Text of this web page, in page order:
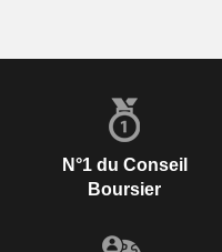
N°1 du Conseil
Boursier